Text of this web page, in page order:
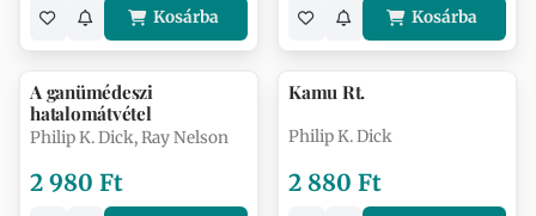
Kosárba Kosárba
A ganümédeszi
hatalomátvétel
Philip K. Dick, Ray Nelson
2 980 Ft
Kamu Rt.
Philip K. Dick
2 880 Ft